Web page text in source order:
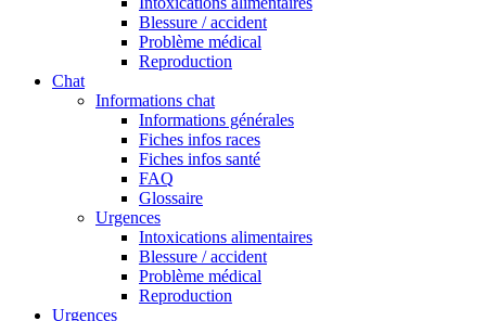
Blessure / accident
Problème médical
Reproduction
Chat
Informations chat
Informations générales
Fiches infos races
Fiches infos santé
FAQ
Glossaire
Urgences
Intoxications alimentaires
Blessure / accident
Problème médical
Reproduction
Urgences